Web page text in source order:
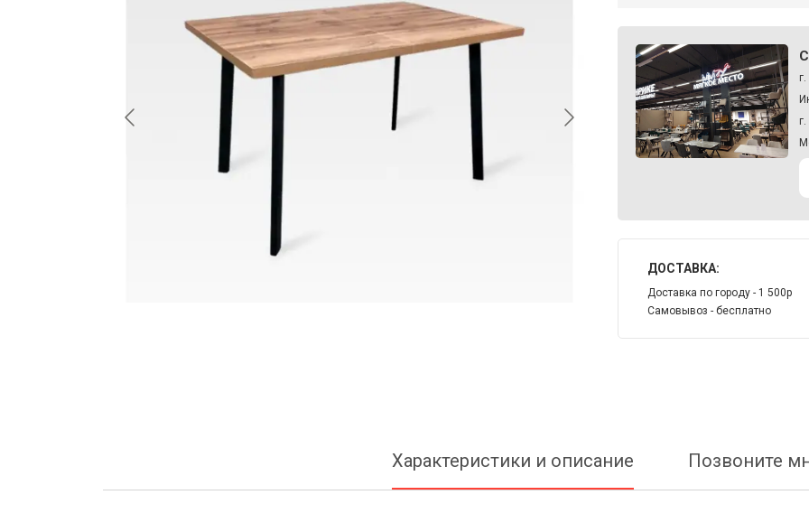
ДОСТАВКА:
Доставка по городу - 1 500р
Самовывоз - бесплатно
Характеристики и описание Позвоните